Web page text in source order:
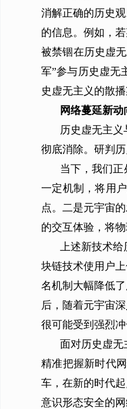
消解正确的历史
的信息。例如，
被禁锢在历史虚
军”参与历史虚无
史虚无主义的散
网络蔓延新动
历史虚无主
彻底消除。研判
当下，我们
一定机制，将用
点。二是元宇宙
的交互体验，将
上述新技术给
块链技术使用户
名机制大幅降低
后，随着元宇宙
很可能受到强烈
面对历史虚
精准把握新时代
车，在新的时代
意识形态安全的